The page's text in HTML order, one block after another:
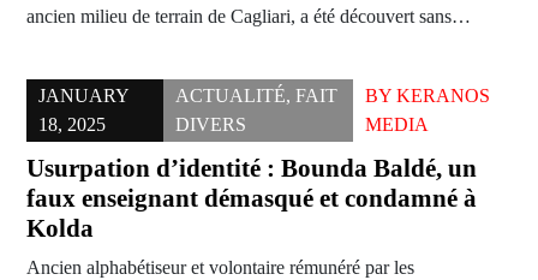
ancien milieu de terrain de Cagliari, a été découvert sans…
JANUARY
18, 2025
ACTUALITÉ,FAIT
DIVERS
BY KERANOS
MEDIA
Usurpation d’identité : Bounda Baldé, un
faux enseignant démasqué et condamné à
Kolda
Ancien alphabétiseur et volontaire rémunéré par les